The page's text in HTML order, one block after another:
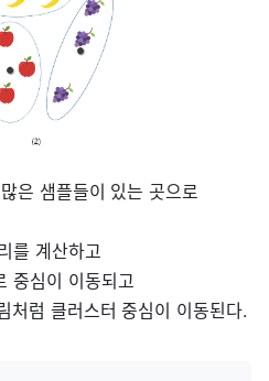
은 샘플들이 있는 곳으로
를 계산하고
중심이 이동되고
처럼 클러스터 중심이 이동된다.